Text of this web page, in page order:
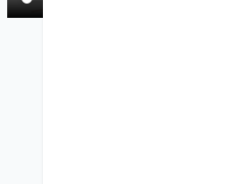
اپل
واچ)